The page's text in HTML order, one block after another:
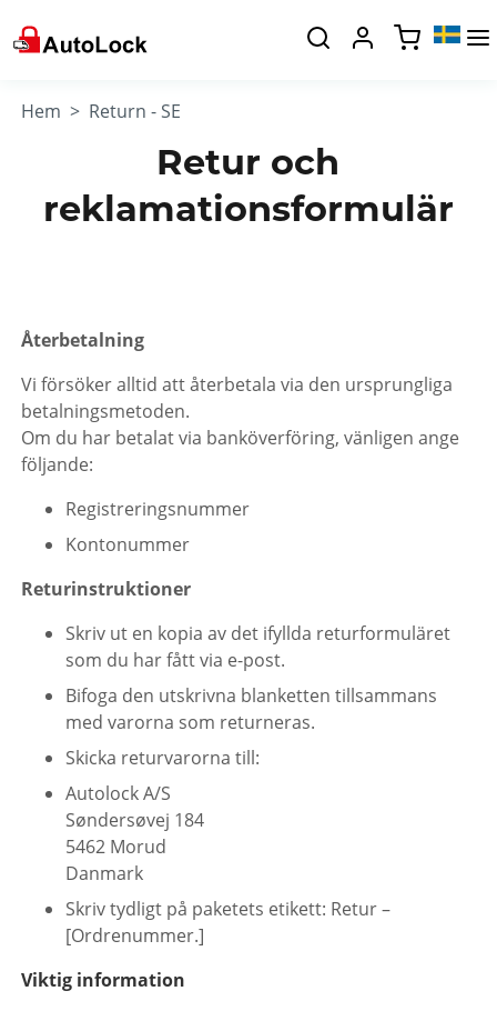
Hem Return - SE
Retur och
reklamationsformulär
Återbetalning
Vi försöker alltid att återbetala via den ursprungliga
betalningsmetoden.
Om du har betalat via banköverföring, vänligen ange
följande:
Registreringsnummer
Kontonummer
Returinstruktioner
Skriv ut en kopia av det ifyllda returformuläret
som du har fått via e-post.
Bifoga den utskrivna blanketten tillsammans
med varorna som returneras.
Skicka returvarorna till:
Autolock A/S
Søndersøvej 184
5462 Morud
Danmark
Skriv tydligt på paketets etikett: Retur –
[Ordrenummer.]
Viktig information